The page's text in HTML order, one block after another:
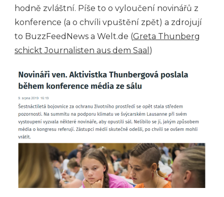
hodně zvláštní. Píše to o vyloučení novinářů z
konference (a o chvíli vpuštění zpět) a zdrojují
to BuzzFeedNews a Welt.de (Greta Thunberg
schickt Journalisten aus dem Saal )